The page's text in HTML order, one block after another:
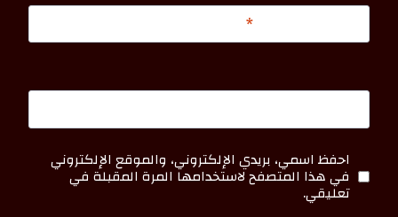
البريد الإلكتروني*
احفظ اسمي، بريدي الإلكتروني، والموقع الإلكتروني
في هذا المتصفح لاستخدامها المرة المقبلة في
تعليقي.